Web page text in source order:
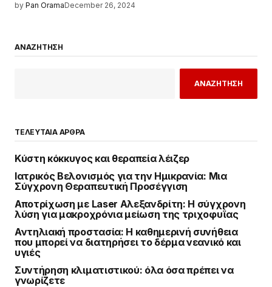
by Pan OramaDecember 26, 2024
ΑΝΑΖΗΤΗΣΗ
ΑΝΑΖΗΤΗΣΗ
ΤΕΛΕΥΤΑΙΑ ΑΡΘΡΑ
Κύστη κόκκυγος και θεραπεία λέιζερ
Ιατρικός Βελονισμός για την Ημικρανία: Μια
Σύγχρονη Θεραπευτική Προσέγγιση
Αποτρίχωση με Laser Αλεξανδρίτη: Η σύγχρονη
λύση για μακροχρόνια μείωση της τριχοφυΐας
Αντηλιακή προστασία: Η καθημερινή συνήθεια
που μπορεί να διατηρήσει το δέρμα νεανικό και
υγιές
Συντήρηση κλιματιστικού: όλα όσα πρέπει να
γνωρίζετε